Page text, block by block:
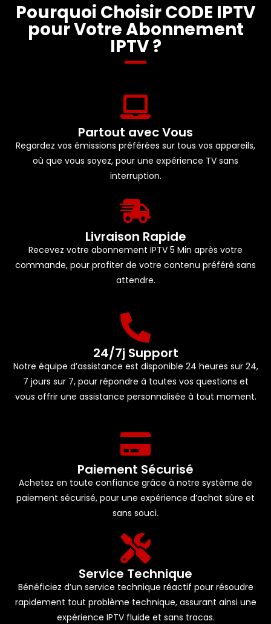
Pourquoi Choisir CODE IPTV
pour Votre Abonnement
IPTV ?
Partout avec Vous
Regardez vos émissions préférées sur tous vos appareils,
où que vous soyez, pour une expérience TV sans
interruption.
Livraison Rapide
Recevez votre abonnement IPTV 5 Min après votre
commande, pour profiter de votre contenu préféré sans
attendre.
24/7j Support
Notre équipe d’assistance est disponible 24 heures sur 24,
7 jours sur 7, pour répondre à toutes vos questions et
vous offrir une assistance personnalisée à tout moment.
Paiement Sécurisé
Achetez en toute confiance grâce à notre système de
paiement sécurisé, pour une expérience d’achat sûre et
sans souci.
Service Technique
Bénéficiez d’un service technique réactif pour résoudre
rapidement tout problème technique, assurant ainsi une
expérience IPTV fluide et sans tracas.